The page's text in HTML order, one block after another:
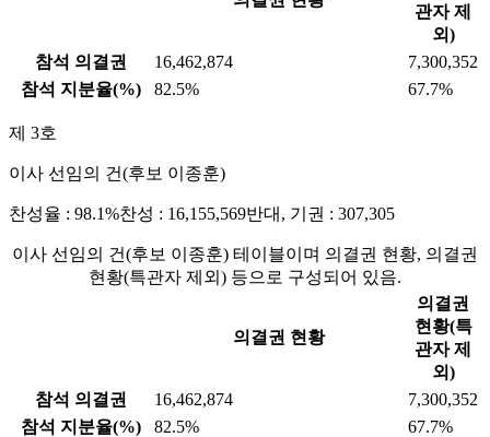
관자 제
외)
참석 의결권
16,462,874
7,300,352
참석 지분율(%)
82.5% 67.7%
제 3호
이사 선임의 건(후보 이종훈)
찬성율 : 98.1%찬성 : 16,155,569반대, 기권 : 307,305
이사 선임의 건(후보 이종훈) 테이블이며 의결권 현황, 의결권
현황(특관자 제외) 등으로 구성되어 있음.
의결권 현황
의결권
현황(특
관자 제
외)
참석 의결권
16,462,874
7,300,352
참석 지분율(%)
82.5% 67.7%